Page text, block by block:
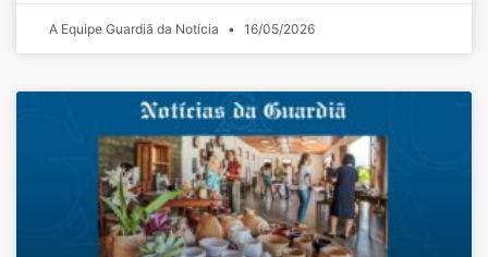
A Equipe Guardiã da Notícia 16/05/2026